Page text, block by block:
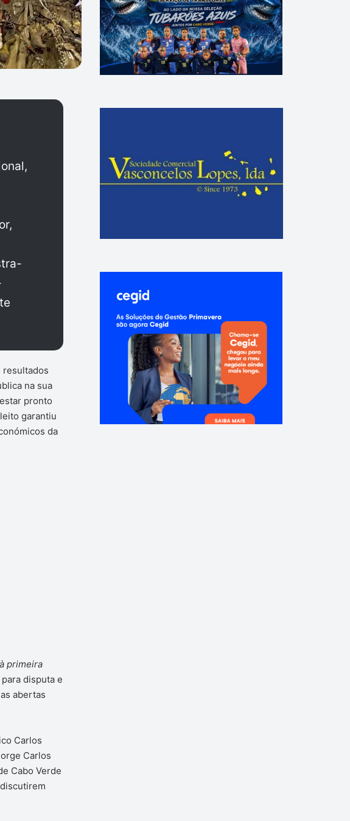
resultados
na sua
pronto
garantiu
da
primeira
disputa e
abertas
Carlos
Carlos
Cabo Verde